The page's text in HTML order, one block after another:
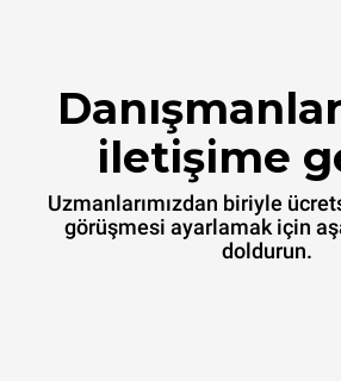
iletişime
Uzmanlarımızdan biriyle
görüşmesi ayarlamak için
doldurun.